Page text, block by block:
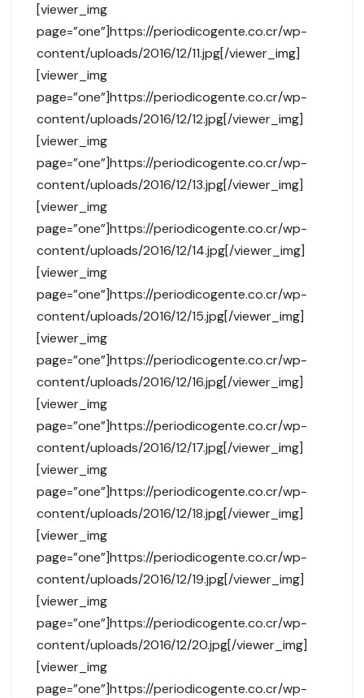
[viewer_img
page=”one”]https://periodicogente.co.cr/wp-
content/uploads/2016/12/11.jpg[/viewer_img]
[viewer_img
page=”one”]https://periodicogente.co.cr/wp-
content/uploads/2016/12/12.jpg[/viewer_img]
[viewer_img
page=”one”]https://periodicogente.co.cr/wp-
content/uploads/2016/12/13.jpg[/viewer_img]
[viewer_img
page=”one”]https://periodicogente.co.cr/wp-
content/uploads/2016/12/14.jpg[/viewer_img]
[viewer_img
page=”one”]https://periodicogente.co.cr/wp-
content/uploads/2016/12/15.jpg[/viewer_img]
[viewer_img
page=”one”]https://periodicogente.co.cr/wp-
content/uploads/2016/12/16.jpg[/viewer_img]
[viewer_img
page=”one”]https://periodicogente.co.cr/wp-
content/uploads/2016/12/17.jpg[/viewer_img]
[viewer_img
page=”one”]https://periodicogente.co.cr/wp-
content/uploads/2016/12/18.jpg[/viewer_img]
[viewer_img
page=”one”]https://periodicogente.co.cr/wp-
content/uploads/2016/12/19.jpg[/viewer_img]
[viewer_img
page=”one”]https://periodicogente.co.cr/wp-
content/uploads/2016/12/20.jpg[/viewer_img]
[viewer_img
page=”one”]https://periodicogente.co.cr/wp-